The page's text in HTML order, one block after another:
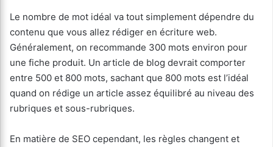
Le nombre de mot idéal va tout simplement dépendre du
contenu que vous allez rédiger en écriture web.
Généralement, on recommande 300 mots environ pour
une fiche produit. Un article de blog devrait comporter
entre 500 et 800 mots, sachant que 800 mots est l’idéal
quand on rédige un article assez équilibré au niveau des
rubriques et sous-rubriques.
En matière de SEO cependant, les règles changent et